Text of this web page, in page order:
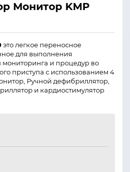
Монитор KМР
это легкое переносное
для выполнения
и процедур во
приступа с использованием 4
Ручной дефибриллятор,
и кардиостимулятор